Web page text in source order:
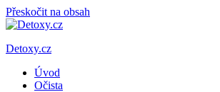
Přeskočit na obsah
Detoxy.cz
Úvod
Očista